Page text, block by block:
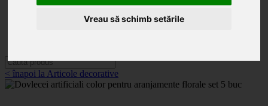
Vreau să schimb setările
Categorii
< înapoi la Articole decorative